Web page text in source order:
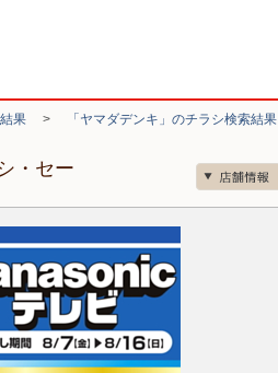
果 > 「ヤマダデンキ」のチラシ検索結果
・セー